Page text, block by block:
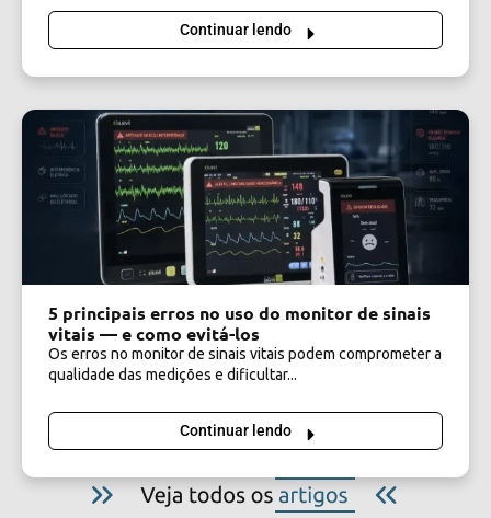
Continuar lendo
5 principais erros no uso do monitor de sinais
vitais — e como evitá-los
Os erros no monitor de sinais vitais podem comprometer a
qualidade das medições e dificultar...
Continuar lendo